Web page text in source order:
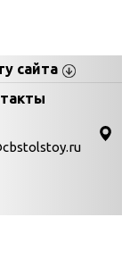
сайта
День в истории
День в